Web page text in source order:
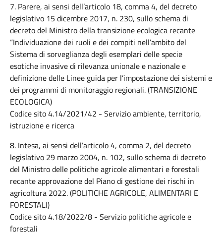
7. Parere, ai sensi dell’articolo 18, comma 4, del decreto
legislativo 15 dicembre 2017, n. 230, sullo schema di
decreto del Ministro della transizione ecologica recante
“Individuazione dei ruoli e dei compiti nell’ambito del
Sistema di sorveglianza degli esemplari delle specie
esotiche invasive di rilevanza unionale e nazionale e
definizione delle Linee guida per l’impostazione dei sistemi e
dei programmi di monitoraggio regionali. (TRANSIZIONE
ECOLOGICA)
Codice sito 4.14/2021/42 - Servizio ambiente, territorio,
istruzione e ricerca
8. Intesa, ai sensi dell’articolo 4, comma 2, del decreto
legislativo 29 marzo 2004, n. 102, sullo schema di decreto
del Ministro delle politiche agricole alimentari e forestali
recante approvazione del Piano di gestione dei rischi in
agricoltura 2022. (POLITICHE AGRICOLE, ALIMENTARI E
FORESTALI)
Codice sito 4.18/2022/8 - Servizio politiche agricole e
forestali